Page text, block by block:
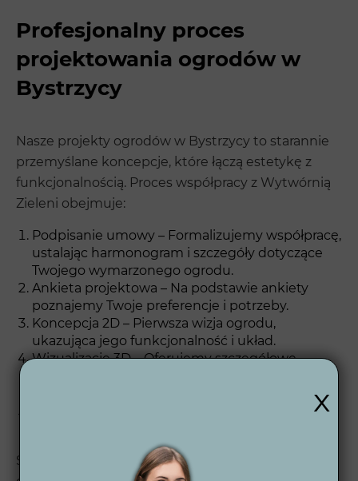
Profesjonalny proces
projektowania ogrodów w
Bystrzycy
Nasze projekty ogrodów w Bystrzycy to starannie
przemyślane koncepcje, które łączą estetykę z
funkcjonalnością. Proces współpracy z Wytwórnią
Zieleni obejmuje:
Podpisanie umowy – Formalizujemy współpracę,
ustalając harmonogram i szczegóły dotyczące
Twojego wymarzonego ogrodu.
Ankieta projektowa – Na podstawie ankiety
poznajemy Twoje preferencje i potrzeby.
Koncepcja 2D – Pierwsza wizja ogrodu,
ukazująca jego funkcjonalność i układ.
Wizualizacje 3D – Oferujemy szczegółowe
co pozwala na lepsze zobrazowanie projektu.
Sprawdź nasz proces projektowy ogrodu
x